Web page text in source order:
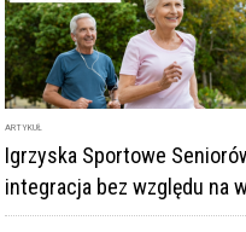
ARTYKUŁ
Igrzyska Sportowe
integracja bez względu na